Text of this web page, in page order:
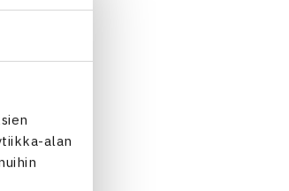
alan